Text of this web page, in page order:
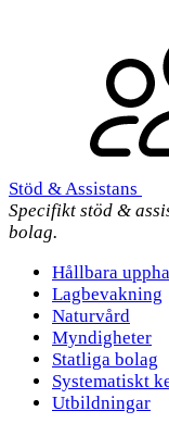
Stöd & Assistans
Specifikt stöd &
bolag.
Hållbara
Lagbevakning
Naturvård
Myndigheter
Statliga bolag
Systematiskt
Utbildningar